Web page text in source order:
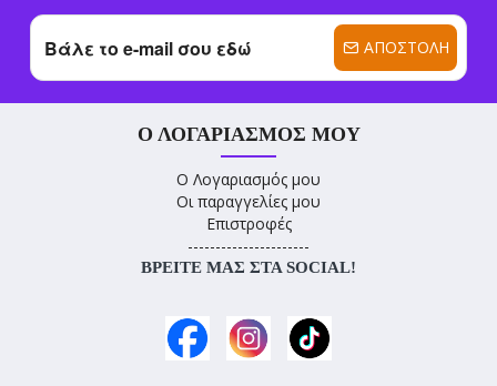
ΑΠΟΣΤΟΛΉ
Ο ΛΟΓΑΡΙΑΣΜΌΣ ΜΟΥ
Ο Λογαριασμός μου
Οι παραγγελίες μου
Επιστροφές
----------------------
ΒΡΕΊΤΕ ΜΑΣ ΣΤΑ SOCIAL!